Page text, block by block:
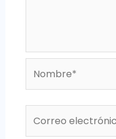
electrónico*